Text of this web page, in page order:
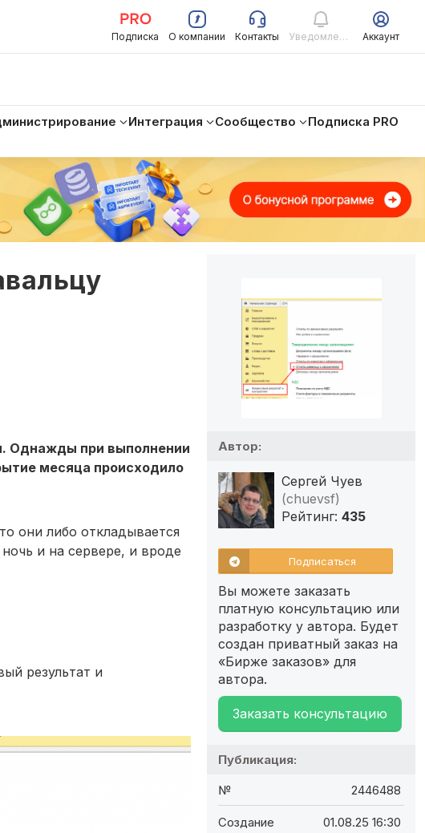
Подписка О компании Контакты Уведомления Аккаунт
Интеграция Сообщество
Подписка PRO
Однажды при выполнении
месяца происходило
они либо откладывается
и на сервере, и вроде
результат и
Автор:
Сергей Чуев
(chuevsf)
Рейтинг: 435
Подписаться
Вы можете заказать
платную консультацию или
разработку у автора. Будет
создан приватный заказ на
«Бирже заказов» для
автора.
Заказать консультацию
Публикация:
№ 2446488
Создание 01.08.25 16:30